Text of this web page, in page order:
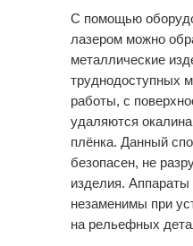
С помощью
лазером можно
металлические
труднодоступных
работы, с
удаляются
плёнка. Данный
безопасен, не
изделия. Аппараты
незаменимы при
на рельефных
Остались
или нужна
Оставьте свои данные, и мы
любые вопросы